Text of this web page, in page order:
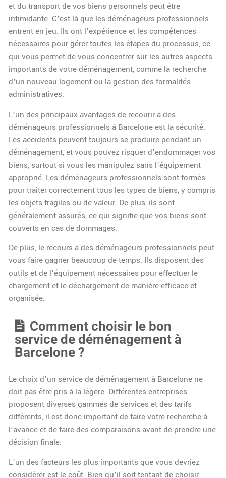
et du transport de vos biens personnels peut être
intimidante. C’est là que les déménageurs professionnels
entrent en jeu. Ils ont l’expérience et les compétences
nécessaires pour gérer toutes les étapes du processus, ce
qui vous permet de vous concentrer sur les autres aspects
importants de votre déménagement, comme la recherche
d’un nouveau logement ou la gestion des formalités
administratives.
L’un des principaux avantages de recourir à des
déménageurs professionnels à Barcelone est la sécurité.
Les accidents peuvent toujours se produire pendant un
déménagement, et vous pouvez risquer d’endommager vos
biens, surtout si vous les manipulez sans l’équipement
approprié. Les déménageurs professionnels sont formés
pour traiter correctement tous les types de biens, y compris
les objets fragiles ou de valeur. De plus, ils sont
généralement assurés, ce qui signifie que vos biens sont
couverts en cas de dommages.
De plus, le recours à des déménageurs professionnels peut
vous faire gagner beaucoup de temps. Ils disposent des
outils et de l’équipement nécessaires pour effectuer le
chargement et le déchargement de manière efficace et
organisée.
Comment choisir le bon
service de déménagement à
Barcelone ?
Le choix d’un service de déménagement à Barcelone ne
doit pas être pris à la légère. Différentes entreprises
proposent diverses gammes de services et des tarifs
différents, il est donc important de faire votre recherche à
l’avance et de faire des comparaisons avant de prendre une
décision finale.
L’un des facteurs les plus importants que vous devriez
considérer est le coût. Bien qu’il soit tentant de choisir